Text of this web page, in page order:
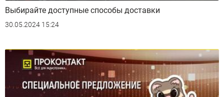
Выбирайте доступные способы доставки
30.05.2024 15:24